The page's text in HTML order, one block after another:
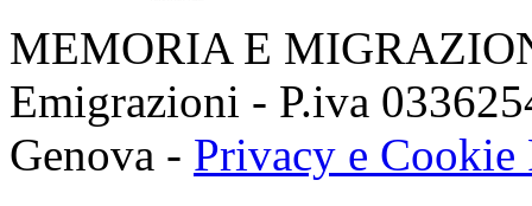
MEMORIA E
Emigrazioni - P.iva
Genova - Privacy e Cookie